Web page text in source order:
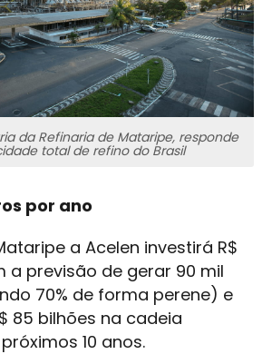
da Refinaria de Mataripe, responde
total de refino do Brasil
por ano
a Acelen investirá R$
a previsão de gerar 90 mil
70% de forma perene) e
85 bilhões na cadeia
10 anos.